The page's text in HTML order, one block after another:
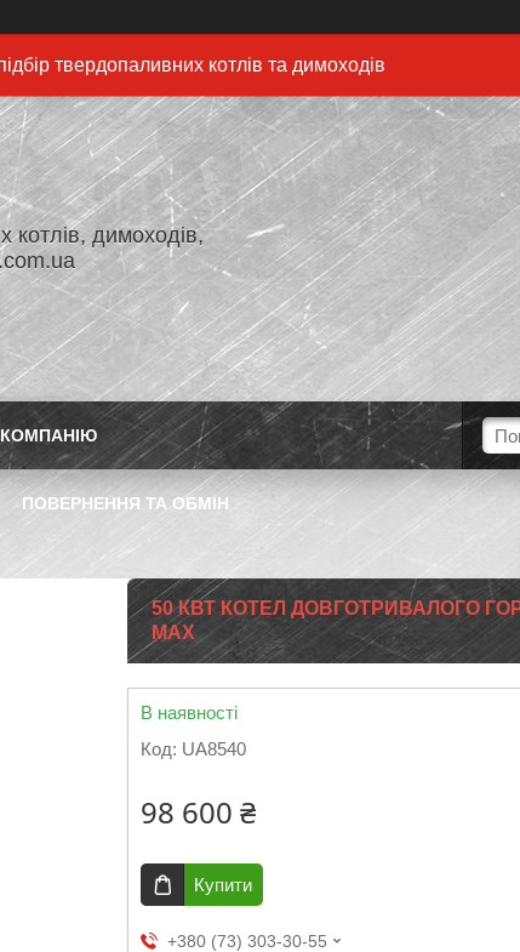
твердопаливних котлів та димоходів
димоходів,
ПОВЕРНЕННЯ ТА ОБМІН
50 КВТ КОТЕЛ ДОВГОТРИВАЛОГО
MAX
В наявності
Код: UA8540
98 600 ₴
Купити
+380 (73) 303-30-55